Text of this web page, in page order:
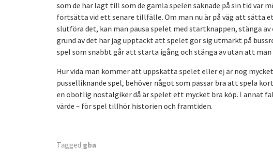
som de har lagt till som de gamla spelen saknade på sin tid var
fortsätta vid ett senare tillfälle. Om man nu är på väg att sätta
slutföra det, kan man pausa spelet med startknappen, stänga
grund av det har jag upptäckt att spelet gör sig utmärkt på
spel som snabbt går att starta igång och stänga av utan att
Hur vida man kommer att uppskatta spelet eller ej är nog
pusselliknande spel, behöver något som passar bra att spela
en obotlig nostalgiker då är spelet ett mycket bra köp. I annat
värde – för spel tillhör historien och framtiden.
Tagged gba